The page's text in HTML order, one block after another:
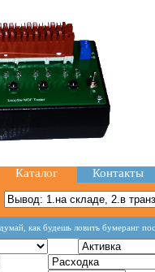
Каталог Контакты
как будешь ловить бумеранг